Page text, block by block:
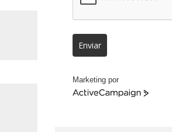
Enviar
Marketing por
ActiveCampaign